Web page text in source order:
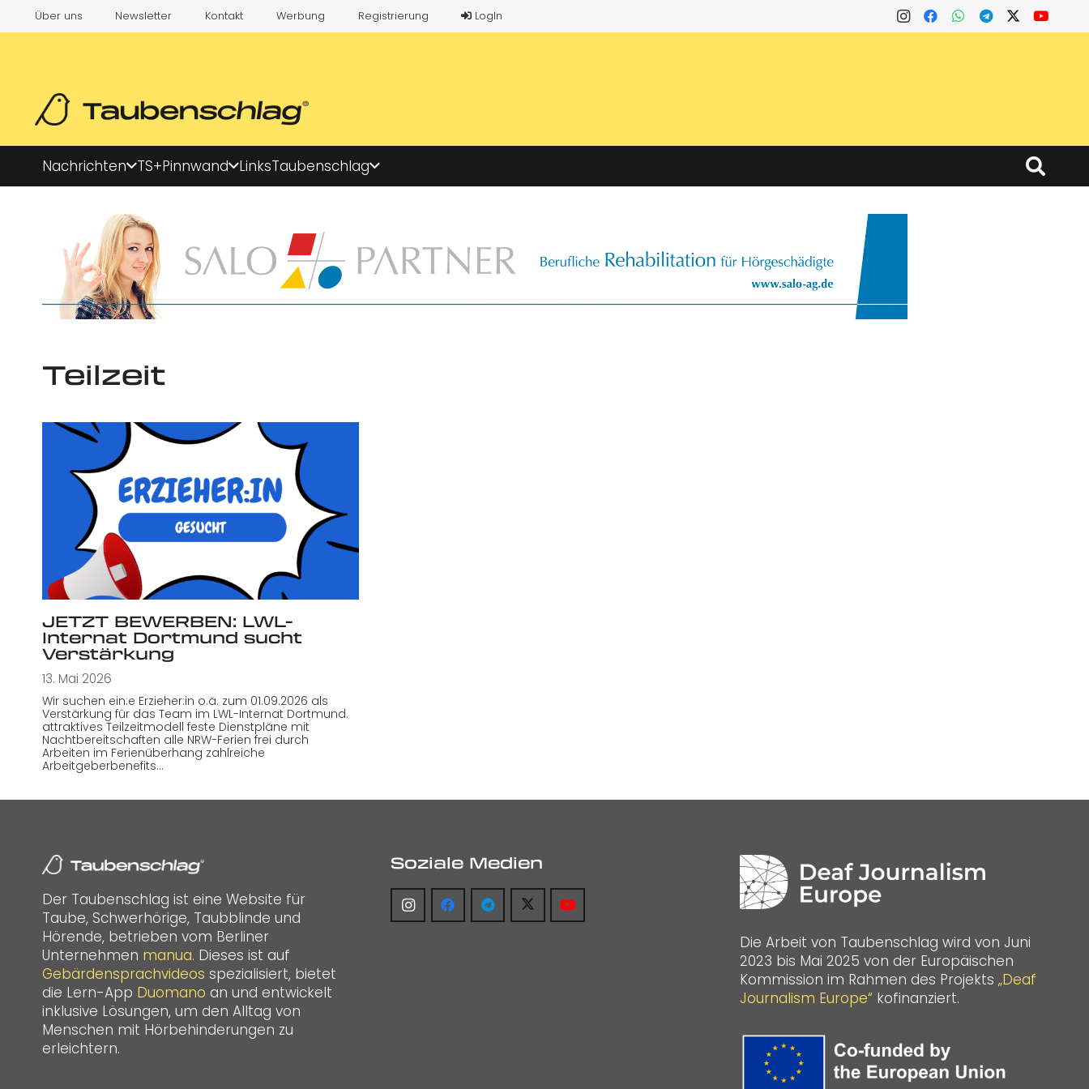
Über uns Newsletter Kontakt Werbung Registrierung LogIn
Nachrichten TS+Pinnwand LinksTaubenschlag
Teilzeit
JETZT BEWERBEN: LWL-
Internat Dortmund sucht
Verstärkung
13. Mai 2026
Wir suchen ein:e Erzieher:in o.ä. zum 01.09.2026 als
Verstärkung für das Team im LWL-Internat Dortmund.
attraktives Teilzeitmodell feste Dienstpläne mit
Nachtbereitschaften alle NRW-Ferien frei durch
Arbeiten im Ferienüberhang zahlreiche
Arbeitgeberbenefits…
Der Taubenschlag ist eine Website für
Taube, Schwerhörige, Taubblinde und
Hörende, betrieben vom Berliner
Unternehmen manua. Dieses ist auf
Gebärdensprachvideos spezialisiert, bietet
die Lern-App Duomano an und entwickelt
inklusive Lösungen, um den Alltag von
Menschen mit Hörbehinderungen zu
erleichtern.
Soziale Medien
Die Arbeit von Taubenschlag wird von Juni
2023 bis Mai 2025 von der Europäischen
Kommission im Rahmen des Projekts „Deaf
Journalism Europe“ kofinanziert.